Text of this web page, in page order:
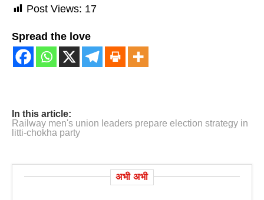
Post Views: 17
Spread the love
In this article:
Railway men's union leaders prepare election strategy in
litti-chokha party
अभी अभी